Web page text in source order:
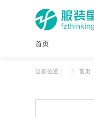
首页
当前位置： 首页